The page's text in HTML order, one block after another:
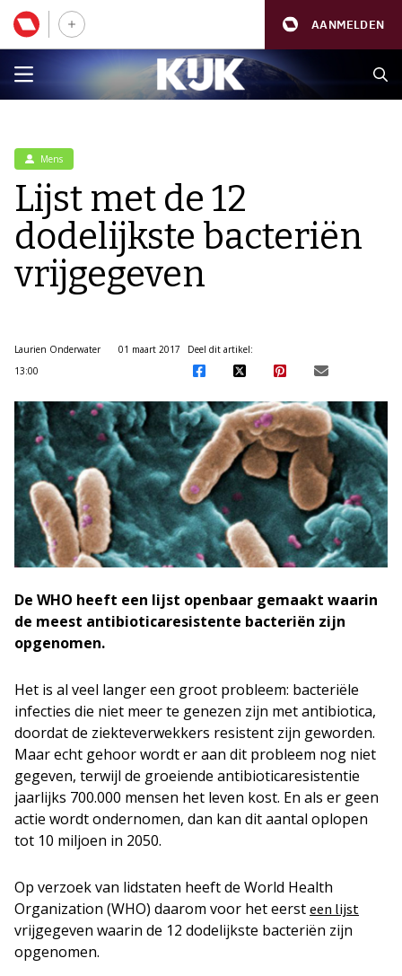
AANMELDEN
Mens
Lijst met de 12
dodelijkste bacteriën
vrijgegeven
Laurien Onderwater
01 maart 2017
13:00
Deel dit artikel:
De WHO heeft een lijst openbaar gemaakt waarin
de meest antibioticaresistente bacteriën zijn
opgenomen.
Het is al veel langer een groot probleem: bacteriële
infecties die niet meer te genezen zijn met antibiotica,
doordat de ziekteverwekkers resistent zijn geworden.
Maar echt gehoor wordt er aan dit probleem nog niet
gegeven, terwijl de groeiende antibioticaresistentie
jaarlijks 700.000 mensen het leven kost. En als er geen
actie wordt ondernomen, dan kan dit aantal oplopen
tot 10 miljoen in 2050.
Op verzoek van lidstaten heeft de World Health
Organization (WHO) daarom voor het eerst een lijst
vrijgegeven waarin de 12 dodelijkste bacteriën zijn
opgenomen.